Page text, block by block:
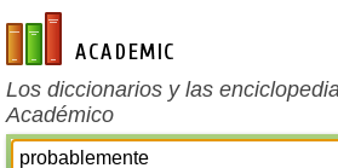
es-academic.com
Los diccionarios y las
Académico